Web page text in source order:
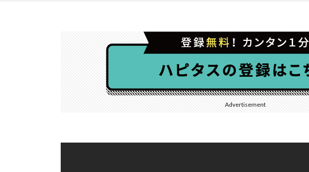
Advertisement